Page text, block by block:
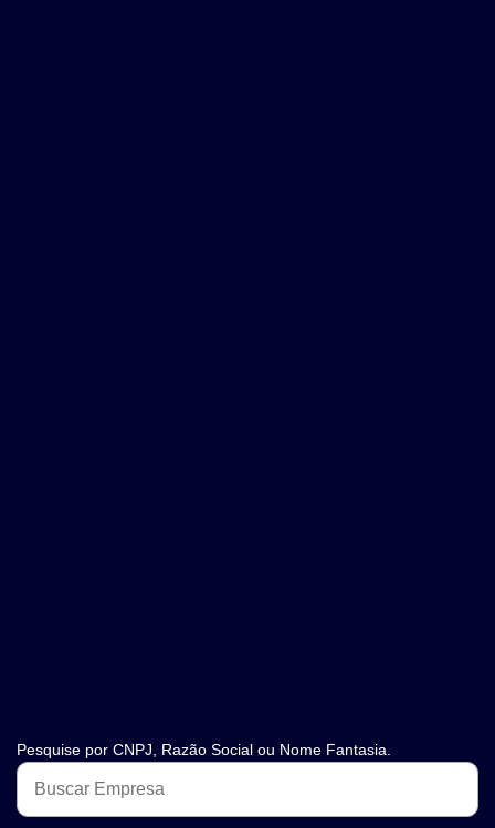
Pesquise por CNPJ, Razão Social ou Nome Fantasia.